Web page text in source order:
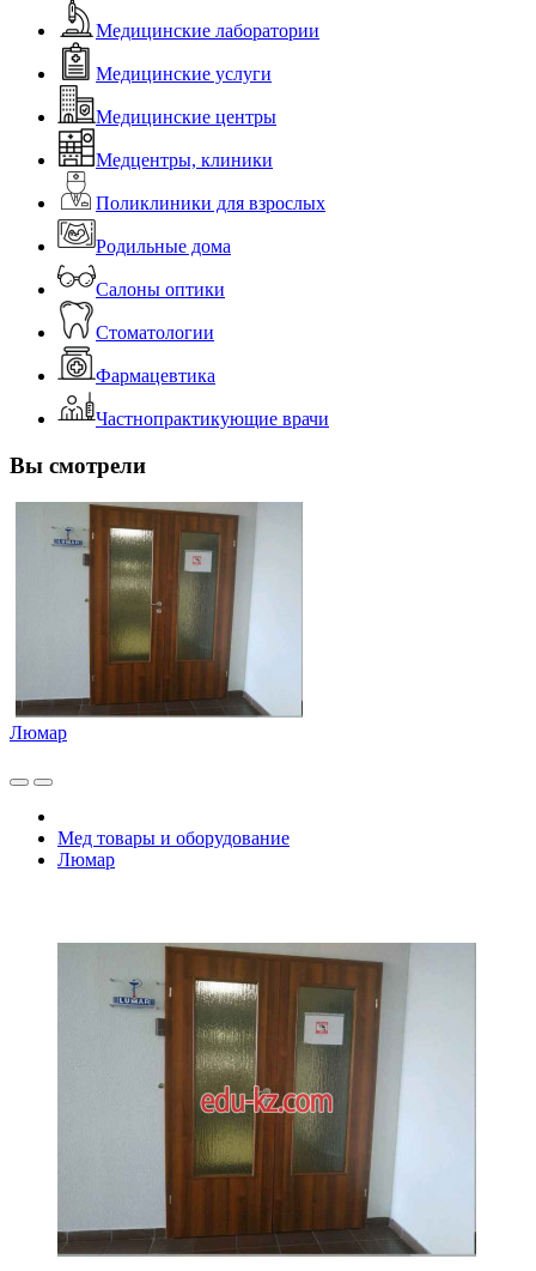
Медицинские лаборатории
Медицинские услуги
Медицинские центры
Медцентры, клиники
Поликлиники для взрослых
Родильные дома
Салоны оптики
Стоматологии
Фармацевтика
Частнопрактикующие врачи
Вы смотрели
Люмар
Мед товары и оборудование
Люмар